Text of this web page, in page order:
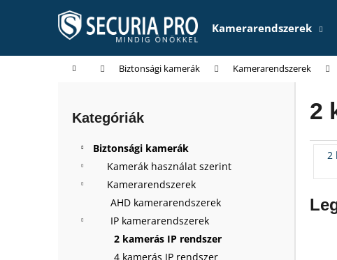
Kamerarendszerek
KezdőlapBiztonsági kamerák Kamerarendszerek
Kategóriák
átugrása
Kategóriák
Biztonsági kamerák
Kamerák használat szerint
Kamerarendszerek
AHD kamerarendszerek
IP kamerarendszerek
2 kamerás IP rendszer
4 kamerás IP rendszer
2
2
Vissza
a boltba
Vissza
a boltba